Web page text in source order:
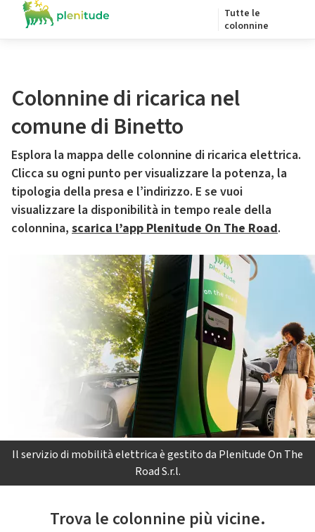
Tutte le
colonnine
Colonnine di ricarica nel
comune di Binetto
Esplora la mappa delle colonnine di ricarica elettrica.
Clicca su ogni punto per visualizzare la potenza, la
tipologia della presa e l’indirizzo. E se vuoi
visualizzare la disponibilità in tempo reale della
colonnina, scarica l’app Plenitude On The Road.
Il servizio di mobilità elettrica è gestito da Plenitude On The
Road S.r.l.
Trova le colonnine più vicine.